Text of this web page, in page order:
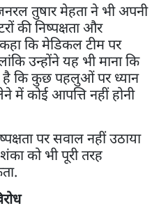
तुषार मेहता ने भी अपनी
की निष्पक्षता और
कि मेडिकल टीम पर
उन्होंने यह भी माना कि
है कि कुछ पहलुओं पर ध्यान
में कोई आपत्ति नहीं होनी
पर सवाल नहीं उठाया
को भी पूरी तरह